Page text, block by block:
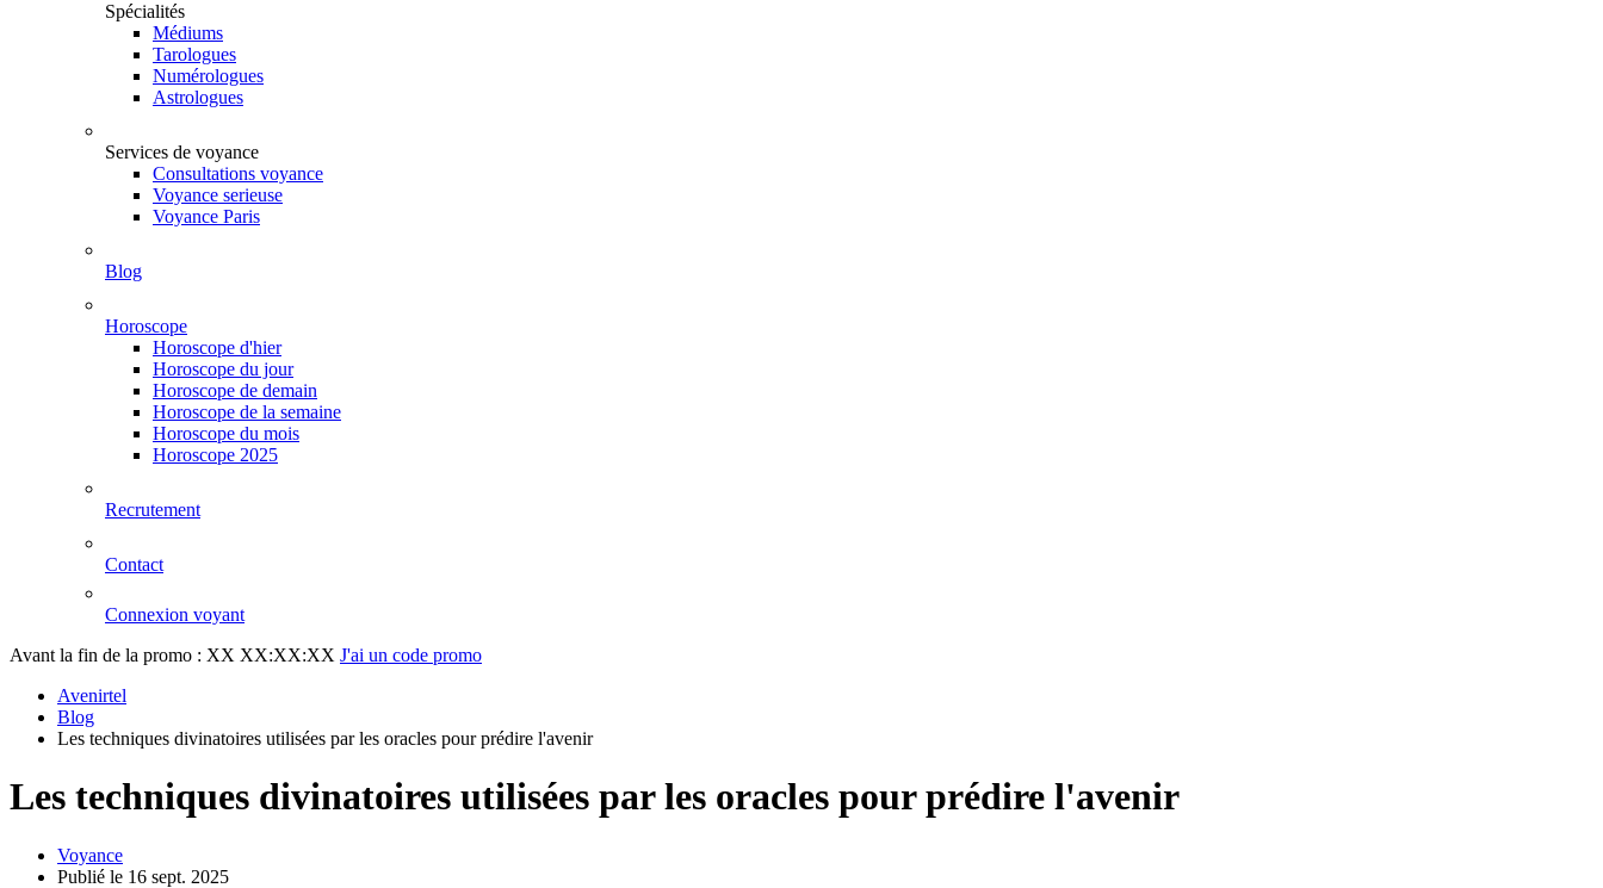
Spécialités
Médiums
Tarologues
Numérologues
Astrologues
Services de voyance
Consultations voyance
Voyance serieuse
Voyance Paris
Blog
Horoscope
Horoscope d'hier
Horoscope du jour
Horoscope de demain
Horoscope de la semaine
Horoscope du mois
Horoscope 2025
Recrutement
Contact
Connexion voyant
Avant la fin de la promo : XX XX:XX:XX J'ai un code promo
Avenirtel
Blog
Les techniques divinatoires utilisées par les oracles pour prédire l'avenir
Les techniques divinatoires utilisées par les oracles pour prédire l'avenir
Voyance
Publié le 16 sept. 2025